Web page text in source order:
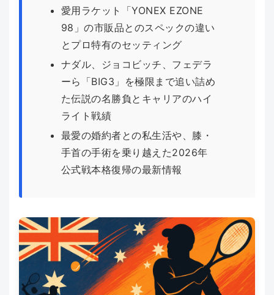
愛用ラケット「YONEX EZONE
98」の市販品とのスペックの違い
とプロ特有のセッティング
ナダル、ジョコビッチ、フェデラ
ーら「BIG3」を極限まで追い詰め
た伝説の名勝負とキャリアのハイ
ライト戦績
最愛の婚約者との私生活や、膝・
手首の手術を乗り越えた2026年
公式戦本格復帰の最新情報